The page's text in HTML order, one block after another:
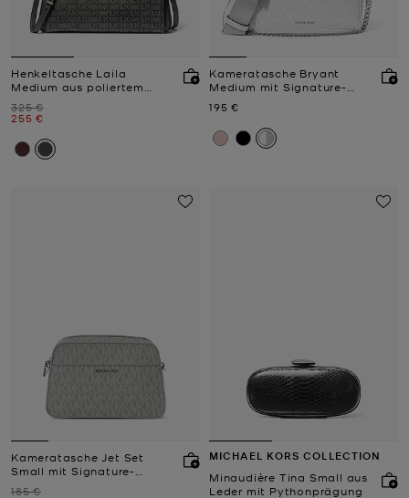
Henkeltasche Laila
Medium aus poliertem
Zuvor
325 €
Jetzt
255 €
Kameratasche Bryant
Medium mit Signature-
Jetzt
195 €
Kameratasche Jet Set
Small mit Signature-
Logomuster
Zuvor
185 €
MICHAEL KORS COLLECTION
Minaudière Tina Small aus
Leder mit Pythonprägung